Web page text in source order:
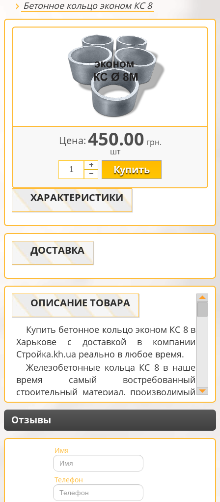
Бетонное кольцо эконом КС 8
Цена:450.00 грн.
шт
Купить
ХАРАКТЕРИСТИКИ
ДОСТАВКА
ОПИСАНИЕ ТОВАРА
Купить бетонное кольцо эконом КС 8 в
Харькове с доставкой в компании
Стройка.kh.ua реально в любое время.
Железобетонные кольца КС 8 в наше
время самый востребованный
строительный материал, производимый
из высших марок тяжелого бетона,
обеспечивающих морозоустойчивость и
водонепроницаемость. Кольца для
канализационных колодцев имеют
специальную технологию изготовления.
Внутри бетонного кольца вставлена
армирующая металлическая решётка
высокопрочного соединения, благодаря
Отзывы
Имя
Телефон